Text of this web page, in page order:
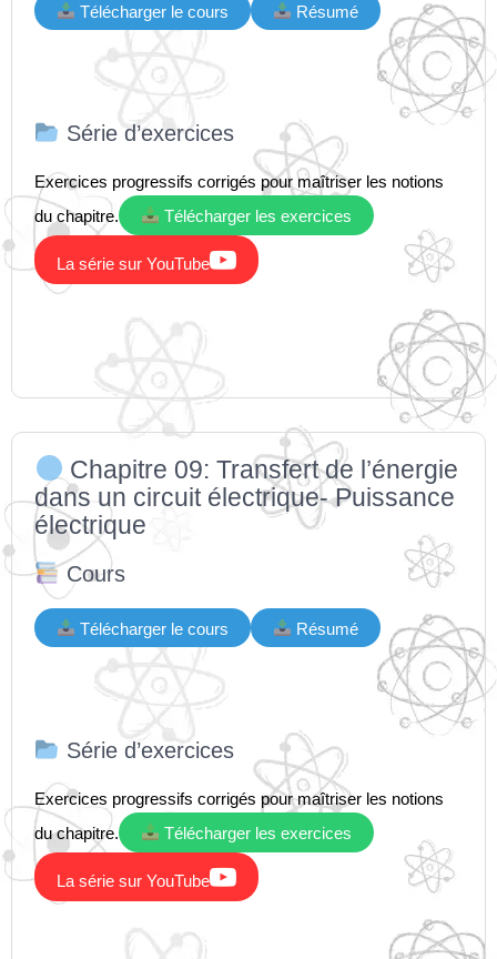
Télécharger le cours Résumé
Série d’exercices
Exercices progressifs corrigés pour maîtriser les notions
du chapitre.
Télécharger les exercices
La série sur YouTube
Chapitre 09: Transfert de l’énergie
dans un circuit électrique- Puissance
électrique
Cours
Télécharger le cours Résumé
Série d’exercices
Exercices progressifs corrigés pour maîtriser les notions
du chapitre.
Télécharger les exercices
La série sur YouTube